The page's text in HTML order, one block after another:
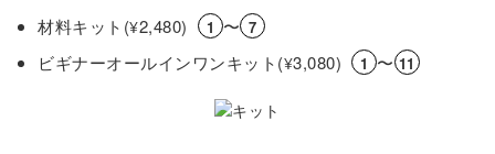
材料キット(¥2,480) 1 〜 7
ビギナーオールインワンキット(¥3,080) 1 〜 11